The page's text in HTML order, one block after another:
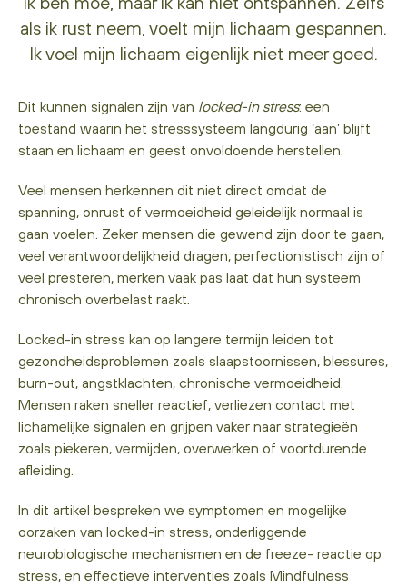
als ik rust neem, voelt mijn lichaam gespannen.
Ik voel mijn lichaam eigenlijk niet meer goed.
Dit kunnen signalen zijn van locked-in stress: een
toestand waarin het stresssysteem langdurig ‘aan’ blijft
staan en lichaam en geest onvoldoende herstellen.
Veel mensen herkennen dit niet direct omdat de
spanning, onrust of vermoeidheid geleidelijk normaal is
gaan voelen. Zeker mensen die gewend zijn door te gaan,
veel verantwoordelijkheid dragen, perfectionistisch zijn of
veel presteren, merken vaak pas laat dat hun systeem
chronisch overbelast raakt.
Locked-in stress kan op langere termijn leiden tot
gezondheidsproblemen zoals slaapstoornissen, blessures,
burn-out, angstklachten, chronische vermoeidheid.
Mensen raken sneller reactief, verliezen contact met
lichamelijke signalen en grijpen vaker naar strategieën
zoals piekeren, vermijden, overwerken of voortdurende
afleiding.
In dit artikel bespreken we symptomen en mogelijke
oorzaken van locked-in stress, onderliggende
neurobiologische mechanismen en de freeze- reactie op
stress, en effectieve interventies zoals Mindfulness